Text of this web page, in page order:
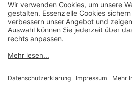
Kontakt
Datenschutz
Newsletter